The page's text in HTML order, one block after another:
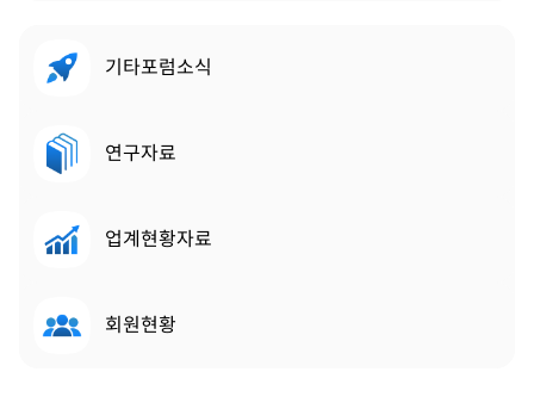
기타포럼소식
연구자료
업계현황자료
회원현황